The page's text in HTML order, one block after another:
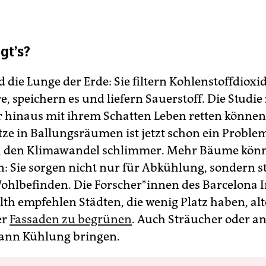
die Lunge der Erde: Sie filtern
speichern es und liefern Sauerstoff. Die Studie
hinaus mit ihrem Schatten Leben retten
in Ballungsräumen ist jetzt schon ein
Klimawandel schlimmer. Mehr Bäume
Sie sorgen nicht nur für Abkühlung, sondern
Die For­sche­r*in­nen des Barcelona
empfehlen Städten, die wenig Platz haben,
Fassaden zu begrünen. Auch Sträucher oder
Kühlung bringen.